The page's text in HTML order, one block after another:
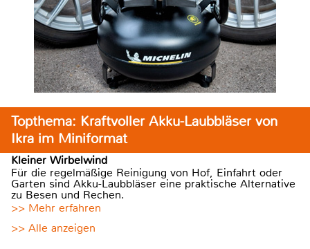
Topthema: Kraftvoller Akku-Laubbläser von
Ikra im Miniformat
Kleiner Wirbelwind
Für die regelmäßige Reinigung von Hof, Einfahrt oder
Garten sind Akku-Laubbläser eine praktische Alternative
zu Besen und Rechen.
>> Mehr erfahren
>> Alle anzeigen